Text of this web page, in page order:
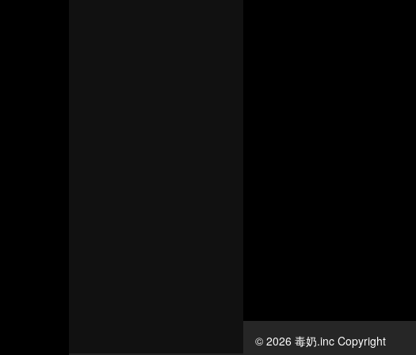
© 2026 毒奶.inc Copyright